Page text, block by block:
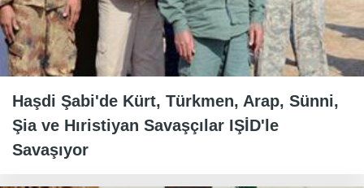
Haşdi Şabi'de Kürt, Türkmen, Arap, Sünni,
Şia ve Hıristiyan Savaşçılar IŞİD'le
Savaşıyor